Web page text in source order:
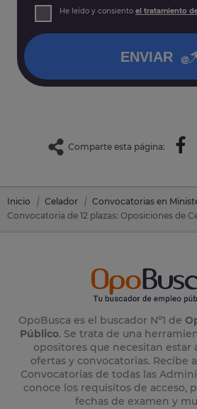
Derechos: Puede acceder, rectificar y
así como otros derechos tal y como
He leído y consiento el tratamiento
ENVIAR
Comparte esta página:
Inicio Celador
Convocatorias en
OpoBusca es el buscador Nº1 de
Público. Se trata de una
opositores que necesitan estar
ofertas y convocatorias. Recibe
Convocatorias de todas las
conoce los requisitos de acceso,
fechas de examen y